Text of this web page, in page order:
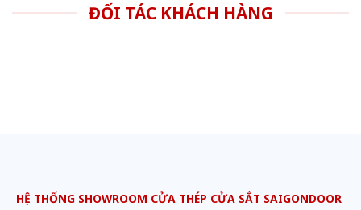
ĐỐI TÁC KHÁCH HÀNG
HỆ THỐNG SHOWROOM CỬA THÉP CỬA SẮT SAIGONDOOR